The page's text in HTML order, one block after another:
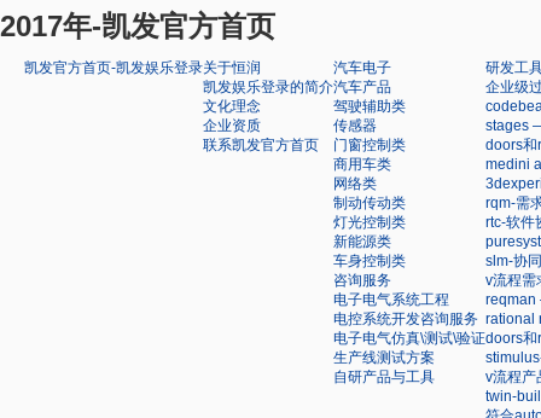
2017年-凯发官方首页
凯发官方首页-凯发娱乐登录关于恒润
凯发娱乐登录的简介
文化理念
企业资质
联系凯发官方首页
汽车电子
汽车产品
驾驶辅助类
传感器
门窗控制类
商用车类
网络类
制动传动类
灯光控制类
新能源类
车身控制类
咨询服务
电子电气系统工程
电控系统开发咨询服务
电子电气仿真\测试\验证
生产线测试方案
自研产品与工具
研发工
企业级
stages
doors
medini
rqm-需
rtc-软件
slm-协
v流程需
reqman
rational
doors和
v流程产
twin-